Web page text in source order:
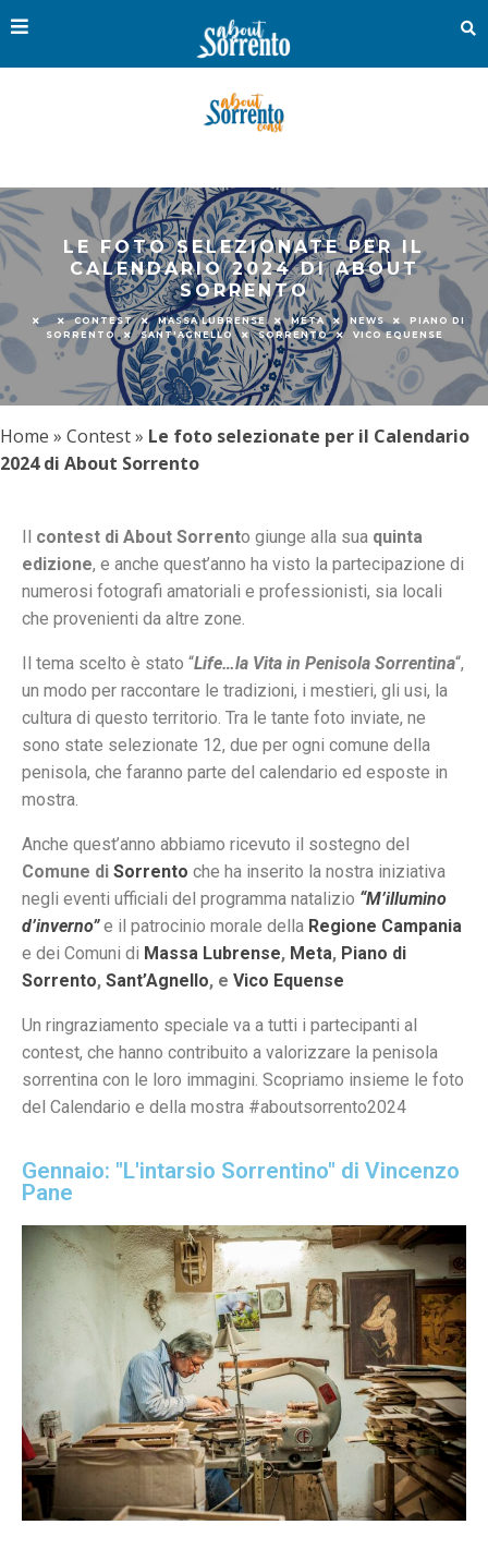
LE FOTO SELEZIONATE PER IL
CALENDARIO 2024 DI ABOUT
SORRENTO
CONTEST MASSA LUBRENSE META NEWS
PIANO DI
SORRENTO
SANT'AGNELLO SORRENTO VICO EQUENSE
Home » Contest» Le foto selezionate per il Calendario
2024 di About Sorrento
Il contest di About Sorrento giunge alla sua quinta
edizione, e anche quest’anno ha visto la partecipazione di
numerosi fotografi amatoriali e professionisti, sia locali
che provenienti da altre zone.
Il tema scelto è stato “Life…la Vita in Penisola Sorrentina“,
un modo per raccontare le tradizioni, i mestieri, gli usi, la
cultura di questo territorio. Tra le tante foto inviate, ne
sono state selezionate 12, due per ogni comune della
penisola, che faranno parte del calendario ed esposte in
mostra.
Anche quest’anno abbiamo ricevuto il sostegno del
Comune di Sorrento che ha inserito la nostra iniziativa
negli eventi ufficiali del programma natalizio “M’illumino
d’inverno”e il patrocinio morale della Regione Campania
e dei Comuni di Massa Lubrense, Meta, Piano di
Sorrento, Sant’Agnello, e Vico Equense
Un ringraziamento speciale va a tutti i partecipanti al
contest, che hanno contribuito a valorizzare la penisola
sorrentina con le loro immagini. Scopriamo insieme le foto
del Calendario e della mostra #aboutsorrento2024
Gennaio: "L'intarsio Sorrentino" di Vincenzo
Pane